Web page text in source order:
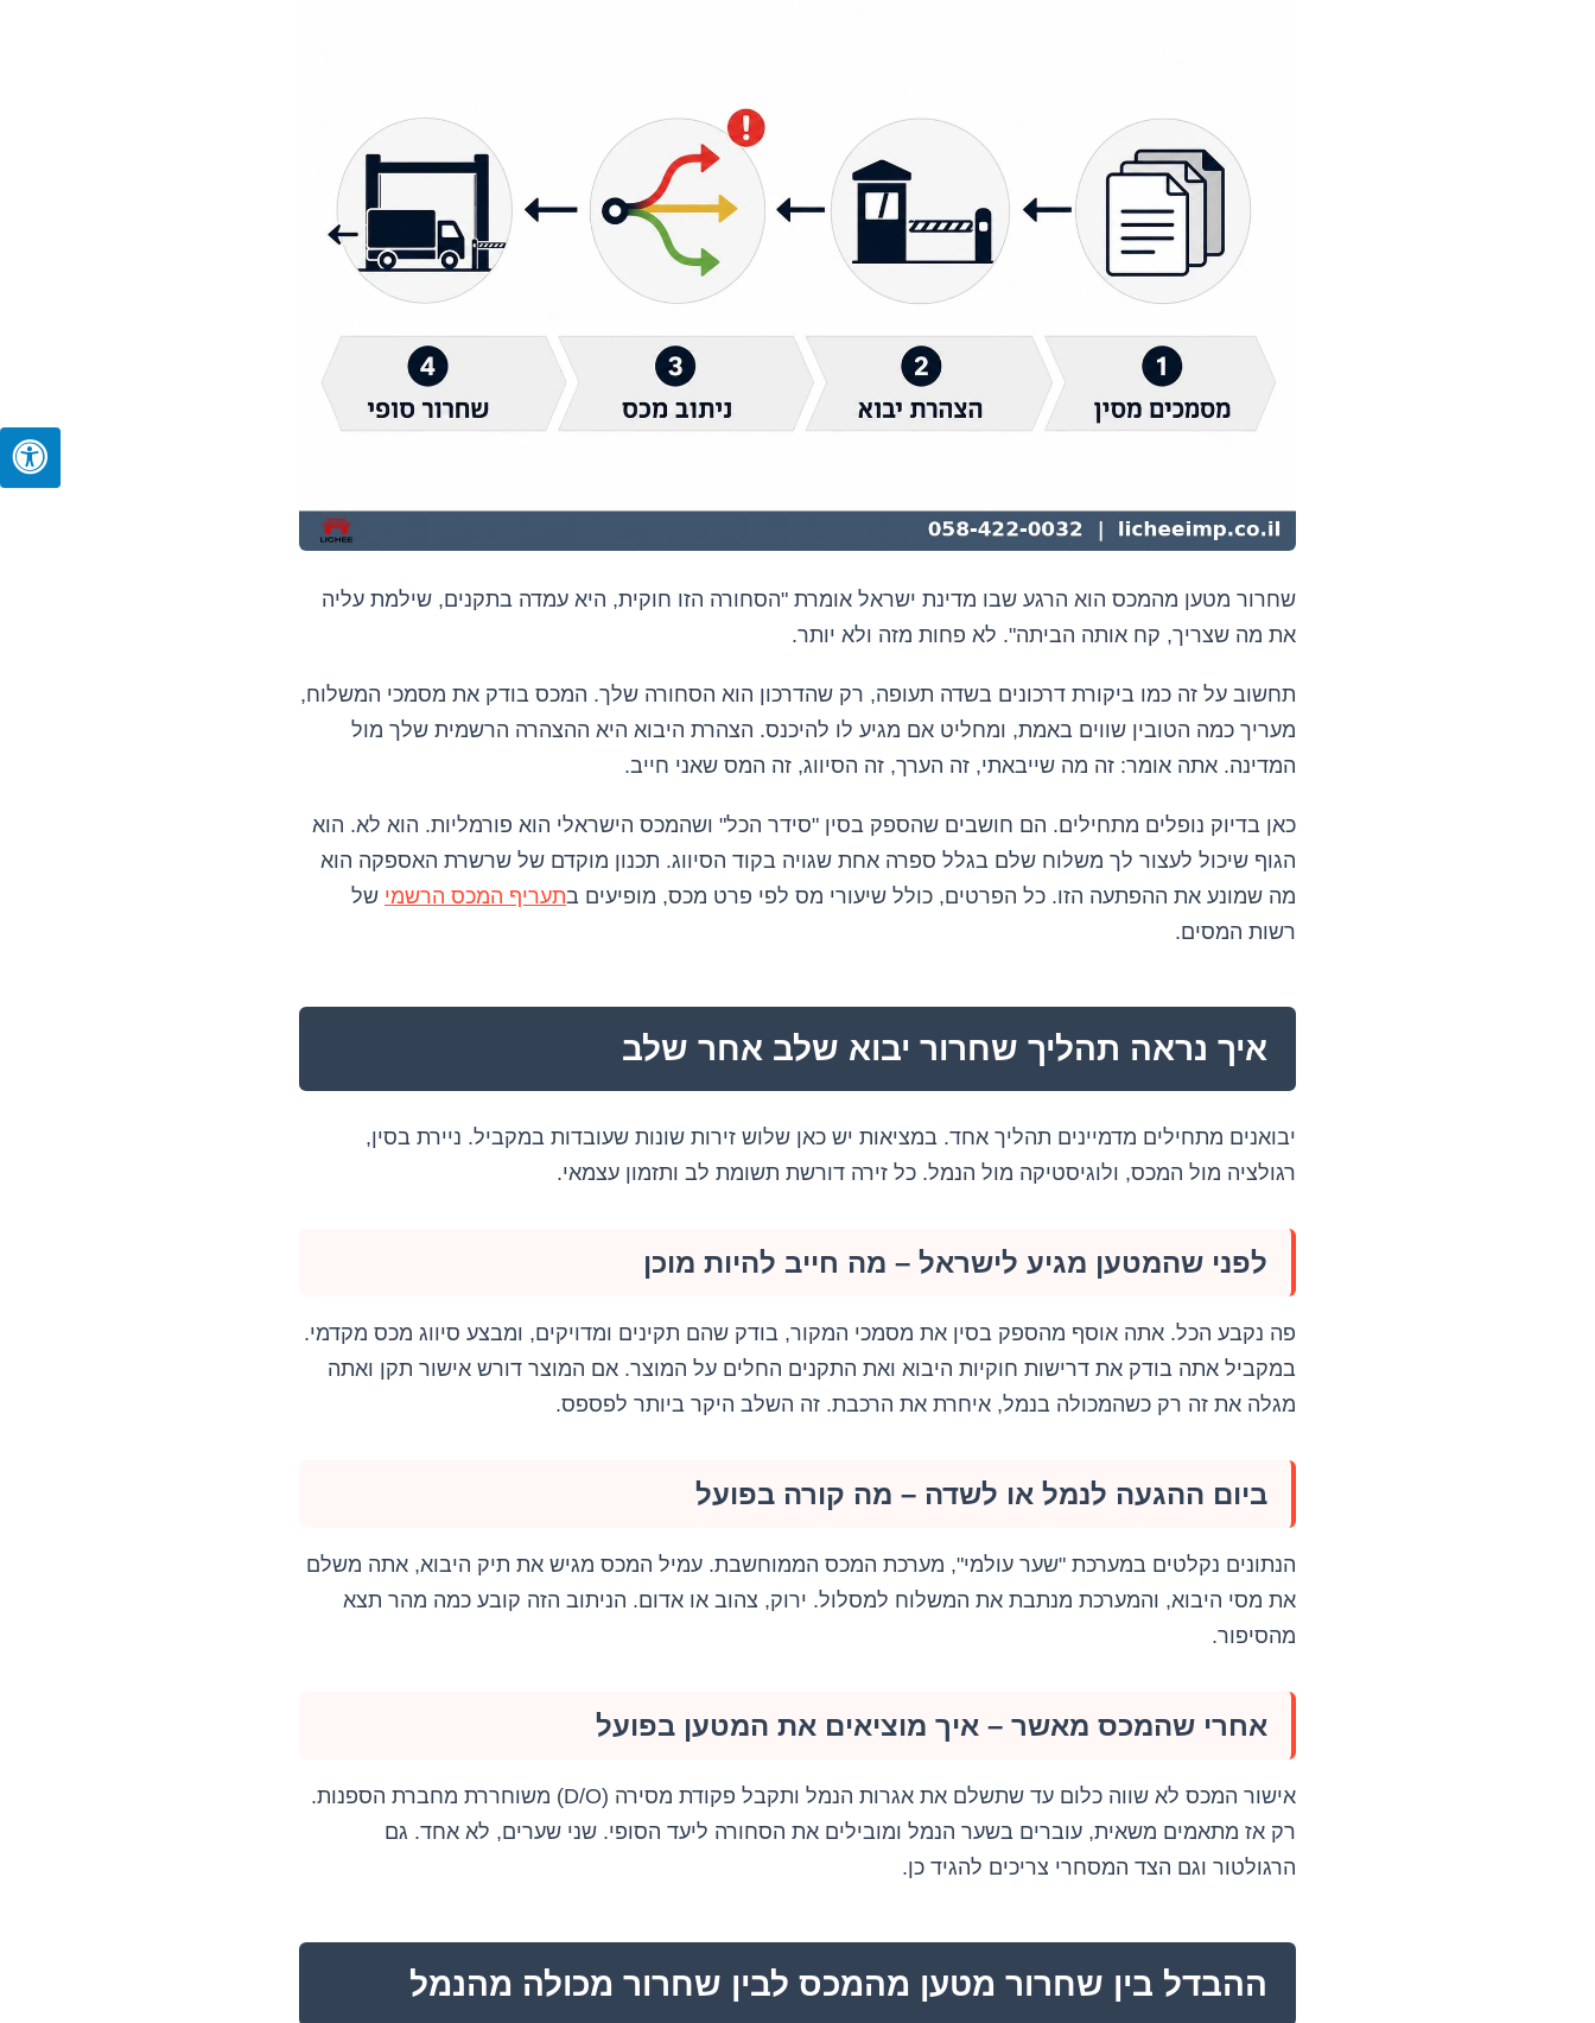
שחרור מטען מהמכס הוא הרגע שבו מדינת ישראל אומרת "הסחורה הזו חוקית, היא עמדה בתקנים, שילמת עליה
את מה שצריך, קח אותה הביתה". לא פחות מזה ולא יותר.
תחשוב על זה כמו ביקורת דרכונים בשדה תעופה, רק שהדרכון הוא הסחורה שלך. המכס בודק את מסמכי המשלוח,
מעריך כמה הטובין שווים באמת, ומחליט אם מגיע לו להיכנס. הצהרת היבוא היא ההצהרה הרשמית שלך מול
המדינה. אתה אומר: זה מה שייבאתי, זה הערך, זה הסיווג, זה המס שאני חייב.
כאן בדיוק נופלים מתחילים. הם חושבים שהספק בסין "סידר הכל" ושהמכס הישראלי הוא פורמליות. הוא לא. הוא
הגוף שיכול לעצור לך משלוח שלם בגלל ספרה אחת שגויה בקוד הסיווג. תכנון מוקדם של שרשרת האספקה הוא
מה שמונע את ההפתעה הזו. כל הפרטים, כולל שיעורי מס לפי פרט מכס, מופיעים בתעריף המכס הרשמי של
רשות המסים.
איך נראה תהליך שחרור יבוא שלב אחר שלב
יבואנים מתחילים מדמיינים תהליך אחד. במציאות יש כאן שלוש זירות שונות שעובדות במקביל. ניירת בסין,
רגולציה מול המכס, ולוגיסטיקה מול הנמל. כל זירה דורשת תשומת לב ותזמון עצמאי.
לפני שהמטען מגיע לישראל – מה חייב להיות מוכן
פה נקבע הכל. אתה אוסף מהספק בסין את מסמכי המקור, בודק שהם תקינים ומדויקים, ומבצע סיווג מכס מקדמי.
במקביל אתה בודק את דרישות חוקיות היבוא ואת התקנים החלים על המוצר. אם המוצר דורש אישור תקן ואתה
מגלה את זה רק כשהמכולה בנמל, איחרת את הרכבת. זה השלב היקר ביותר לפספס.
ביום ההגעה לנמל או לשדה – מה קורה בפועל
הנתונים נקלטים במערכת "שער עולמי", מערכת המכס הממוחשבת. עמיל המכס מגיש את תיק היבוא, אתה משלם
את מסי היבוא, והמערכת מנתבת את המשלוח למסלול. ירוק, צהוב או אדום. הניתוב הזה קובע כמה מהר תצא
מהסיפור.
אחרי שהמכס מאשר – איך מוציאים את המטען בפועל
אישור המכס לא שווה כלום עד שתשלם את אגרות הנמל ותקבל פקודת מסירה (D/O) משוחררת מחברת הספנות.
רק אז מתאמים משאית, עוברים בשער הנמל ומובילים את הסחורה ליעד הסופי. שני שערים, לא אחד. גם
הרגולטור וגם הצד המסחרי צריכים להגיד כן.
ההבדל בין שחרור מטען מהמכס לבין שחרור מכולה מהנמל